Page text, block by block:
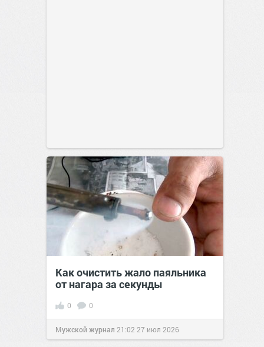
Как очистить жало паяльника
от нагара за секунды
0 0
Мужской журнал 21:02 27 июл 2026